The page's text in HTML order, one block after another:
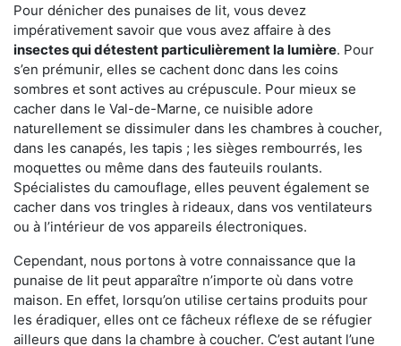
Pour dénicher des punaises de lit, vous devez
impérativement savoir que vous avez affaire à des
insectes qui détestent particulièrement la lumière. Pour
s’en prémunir, elles se cachent donc dans les coins
sombres et sont actives au crépuscule. Pour mieux se
cacher dans le Val-de-Marne, ce nuisible adore
naturellement se dissimuler dans les chambres à coucher,
dans les canapés, les tapis ; les sièges rembourrés, les
moquettes ou même dans des fauteuils roulants.
Spécialistes du camouflage, elles peuvent également se
cacher dans vos tringles à rideaux, dans vos ventilateurs
ou à l’intérieur de vos appareils électroniques.
Cependant, nous portons à votre connaissance que la
punaise de lit peut apparaître n’importe où dans votre
maison. En effet, lorsqu’on utilise certains produits pour
les éradiquer, elles ont ce fâcheux réflexe de se réfugier
ailleurs que dans la chambre à coucher. C’est autant l’une